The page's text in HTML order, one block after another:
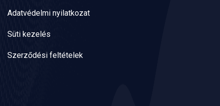
Adatvédelmi nyilatkozat
Süti kezelés
Szerződési feltételek